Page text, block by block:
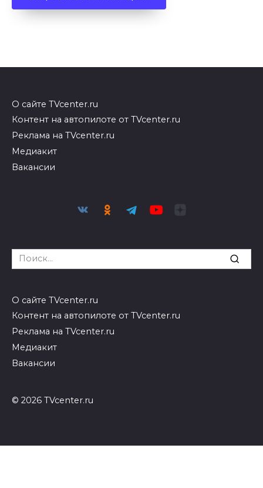
О сайте TVcenter.ru
Контент на автопилоте от TVcenter.ru
Реклама на TVcenter.ru
Медиакит
Вакансии
Search
for:
О сайте TVcenter.ru
Контент на автопилоте от TVcenter.ru
Реклама на TVcenter.ru
Медиакит
Вакансии
© 2026 TVcenter.ru